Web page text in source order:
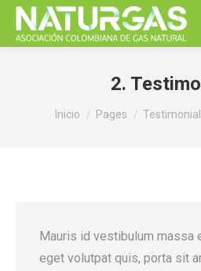
2.
Estás aquí:
Inicio Pages
Mauris id vestibulum massa
eget volutpat quis, porta sit